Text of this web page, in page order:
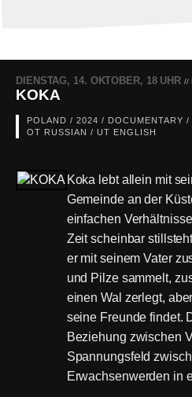
DIENSTAG, 14. OKTOBER, 18 UHR //
KOKA
POLAND / 2024 / DOCUMENTARY /
OT RUSSIAN / UT ENGLISH
Koka lebt allein mit
Gemeinde an der
einfachen
Zeit scheinbar
er mit seinem Vater
und Pilze sammelt,
einen Wal zerlegt,
seine Freunde findet.
Beziehung zwischen
Spannungsfeld
Erwachsenwerden in